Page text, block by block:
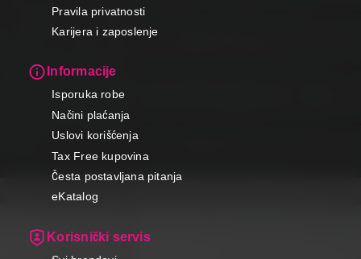
Pravila privatnosti
Karijera i zaposlenje
Informacije
Isporuka robe
Načini plaćanja
Uslovi korišćenja
Tax Free kupovina
Česta postavljana pitanja
eKatalog
Korisnički servis